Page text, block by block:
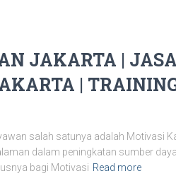
JAKARTA | JASA
|
salah satunya adalah Motivasi
dalam peningkatan sumber
bagi Motivasi Read more